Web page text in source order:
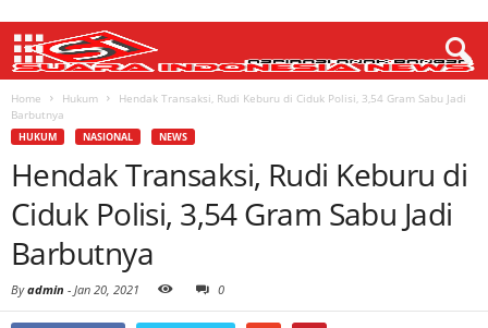
Home Hukum
Hendak Transaksi, Rudi Keburu di Ciduk Polisi, 3,54 Gram Sabu Jadi
Barbutnya
HUKUM NASIONAL NEWS
Hendak Transaksi, Rudi Keburu di
Ciduk Polisi, 3,54 Gram Sabu Jadi
Barbutnya
Byadmin - Jan 20, 2021 0